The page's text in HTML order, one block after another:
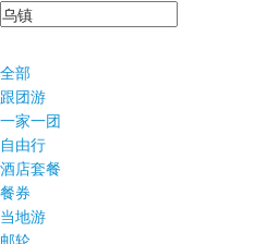
全部
跟团游
一家一团
自由行
酒店套餐
餐券
当地游